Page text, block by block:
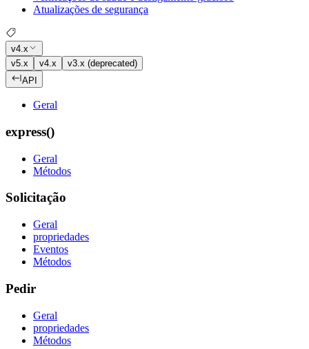
Atualizações de segurança
v4.x
v5.x
v4.x
v3.x (deprecated)
API
Geral
express()
Geral
Métodos
Solicitação
Geral
propriedades
Eventos
Métodos
Pedir
Geral
propriedades
Métodos